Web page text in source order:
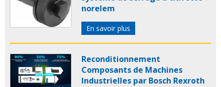
norelem
En savoir plus
Reconditionnement
Composants de Machines
Industrielles par Bosch Rexroth